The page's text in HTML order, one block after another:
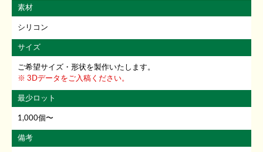
素材
シリコン
サイズ
ご希望サイズ・形状を製作いたします。
3Dデータをご入稿ください。
最少ロット
1,000個〜
備考